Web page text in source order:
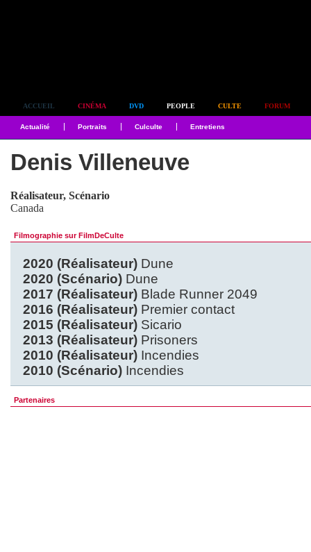
ACCUEIL CINÉMA DVD PEOPLE CULTE FORUM
Actualité Portraits Culculte Entretiens
Denis Villeneuve
Réalisateur, Scénario
Canada
Filmographie sur FilmDeCulte
2020 (Réalisateur) Dune
2020 (Scénario) Dune
2017 (Réalisateur) Blade Runner 2049
2016 (Réalisateur) Premier contact
2015 (Réalisateur) Sicario
2013 (Réalisateur) Prisoners
2010 (Réalisateur) Incendies
2010 (Scénario) Incendies
Partenaires